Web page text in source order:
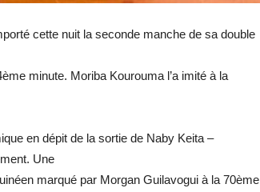
cette nuit la seconde manche de sa double
minute. Moriba Kourouma l’a imité à la
en dépit de la sortie de Naby Keita –
Une
marqué par Morgan Guilavogui à la 70ème